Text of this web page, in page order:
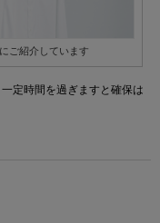
ご紹介しています
定時間を過ぎますと確保は